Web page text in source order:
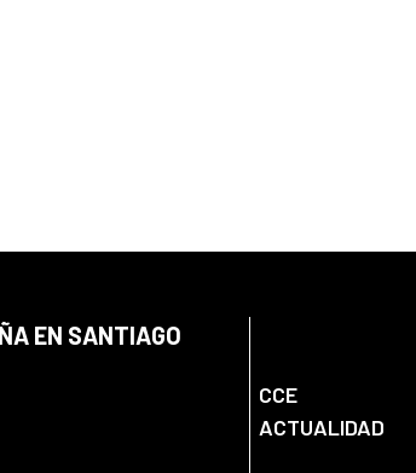
EN SANTIAGO
CCE
ACTUALIDAD